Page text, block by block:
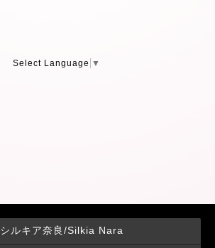
Select Language ▼
シルキア奈良/Silkia Nara